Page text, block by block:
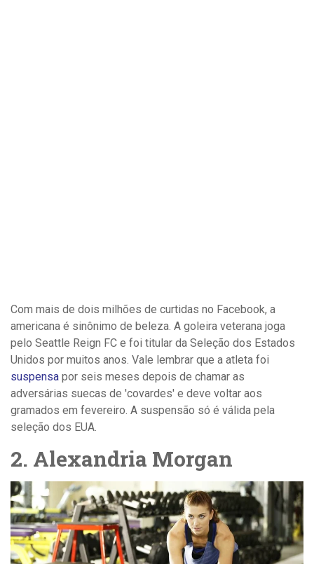
Com mais de dois milhões de curtidas no Facebook, a
americana é sinônimo de beleza. A goleira veterana joga
pelo Seattle Reign FC e foi titular da Seleção dos Estados
Unidos por muitos anos. Vale lembrar que a atleta foi
suspensa por seis meses depois de chamar as
adversárias suecas de 'covardes' e deve voltar aos
gramados em fevereiro. A suspensão só é válida pela
seleção dos EUA.
2. Alexandria Morgan